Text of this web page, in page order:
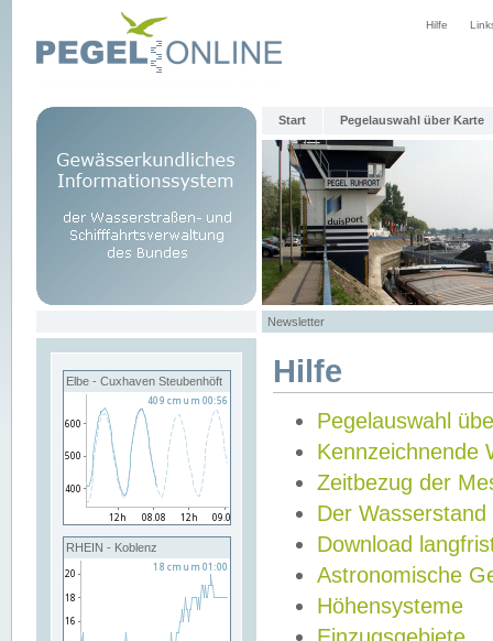
Hilfe
Start Pegelauswahl über Karte
Newsletter
Elbe - Cuxhaven Steubenhöft
RHEIN - Koblenz
Hilfe
Pegelauswahl
Kennzeichnende
Zeitbezug der
Der Wasserstand
Download
Astronomische
Höhensysteme